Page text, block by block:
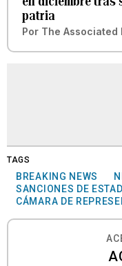
patria
Por The Associated
TAGS
BREAKING NEWS
SANCIONES DE
CÁMARA DE